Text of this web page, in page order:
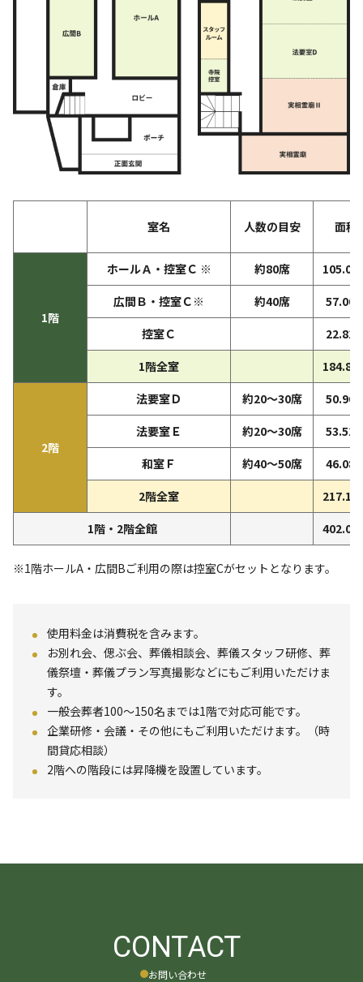
室名 人数の目安 面積
1階
ホールＡ・控室Ｃ ※ 約80席
105.08
広間Ｂ・控室Ｃ※
約40席
57.00
控室Ｃ
22.81
1階全室
184.89
2階
法要室Ｄ 約20～30席
50.96
法要室Ｅ
約20～30席
53.51
和室Ｆ
約40～50席
46.08
2階全室
217.11
1階・2階全館
402.00
※1階ホールA・広間Bご利用の際は控室Cがセットとなります。
使用料金は消費税を含みます。
お別れ会、偲ぶ会、葬儀相談会、葬儀スタッフ研修、葬
儀祭壇・葬儀プラン写真撮影などにもご利用いただけま
す。
一般会葬者100～150名までは1階で対応可能です。
企業研修・会議・その他にもご利用いただけます。（時
間貸応相談）
2階への階段には昇降機を設置しています。
CONTACT
お問い合わせ